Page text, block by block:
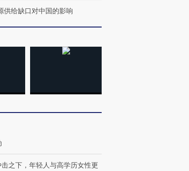
度Z世代 用街头抗争将教
供给缺口对中国的影响
击之下，年轻人与高学历女性更